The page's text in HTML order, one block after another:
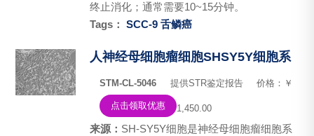
终止消化；通常需要10~15分钟。
Tags： SCC-9 舌鳞癌
人神经母细胞瘤细胞SHSY5Y细胞系
STM-CL-5046 提供STR鉴定报告 价格：￥
1,450.00
点击领取优惠
来源： SH-SY5Y细胞是神经母细胞瘤细胞系